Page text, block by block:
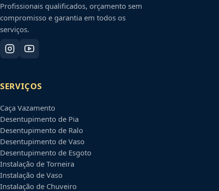
Profissionais qualificados, orçamento sem
compromisso e garantia em todos os
serviços.
SERVIÇOS
Caça Vazamento
Desentupimento de Pia
Desentupimento de Ralo
Desentupimento de Vaso
Desentupimento de Esgoto
Instalação de Torneira
Instalação de Vaso
Instalação de Chuveiro